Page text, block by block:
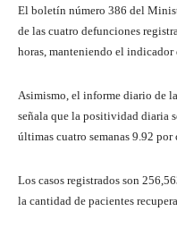
El boletín número 386 del
de las cuatro defunciones
horas, manteniendo el
Asimismo, el informe diario de
señala que la positividad diaria
últimas cuatro semanas 9.92 por
Los casos registrados son
la cantidad de pacientes